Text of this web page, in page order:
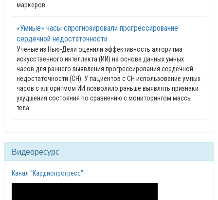
маркеров.
«Умные» часы спрогнозировали прогрессирование
сердечной недостаточности
Ученые из Нью-Дели оценили эффективность алгоритма
искусственного интеллекта (ИИ) на основе данных умных
часов для раннего выявления прогрессирования сердечной
недостаточности (СН). У пациентов с СН использование умных
часов с алгоритмом ИИ позволило раньше выявлять признаки
ухудшения состояния по сравнению с мониторингом массы
тела.
Видеоресурс
Канал "Кардиопрогресс"